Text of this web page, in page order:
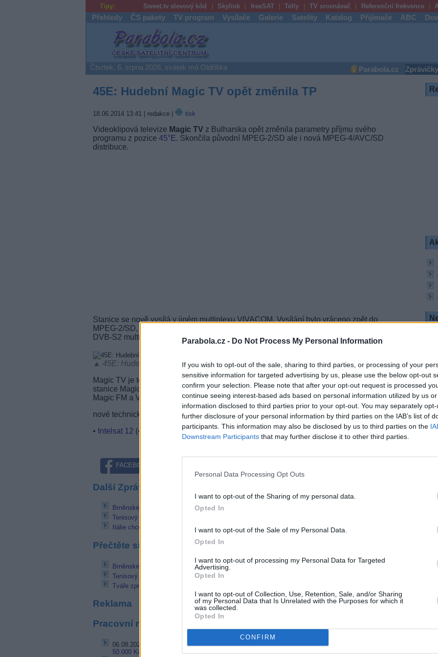
Parabola.cz - Do Not Process My Personal Information
If you wish to opt-out of the sale, sharing to third parties, or processing of your
sensitive information for targeted advertising by us, please use the below opt-out
confirm your selection. Please note that after your opt-out request is processed
continue seeing interest-based ads based on personal information utilized by us
information disclosed to third parties prior to your opt-out. You may separately
further disclosure of your personal information by third parties on the IAB’s list of
participants. This information may also be disclosed by us to third parties on the
Downstream Participants that may further disclose it to other third parties.
Personal Data Processing Opt Outs
I want to opt-out of the Sharing of my personal data.
Opted In
I want to opt-out of the Sale of my Personal Data.
Opted In
I want to opt-out of processing my Personal Data for Targeted
Advertising.
Opted In
I want to opt-out of Collection, Use, Retention, Sale, and/or Sharing
of my Personal Data that Is Unrelated with the Purposes for which it
was collected.
Opted In
CONFIRM
Tipy: Sweet.tv slevový kód Skylink freeSAT Telly TV srovnávač Referenční frekvence
Přehledy ČS pakety TV program Vysílače Galerie Satelity Katalog Přijímače ABC
Parabola.cz
Čtvrtek, 6. srpna 2026, svátek má Oldřiška Parabola.cz Zprávičky
45E: Hudební Magic TV opět změnila TP
18.06.2014 13:41 | redakce | tisk
Videoklipová televize Magic TVz Bulharska opět změnila parametry příjmu svého
programu z pozice 45°E. Skončila původní MPEG-2/SD ale i nová MPEG-4/AVC/SD
distribuce.
Stanice se nově vysílá v jiném multiplexu VIVACOM. Vysílání bylo vráceno zpět do
MPEG-2/SD, nicméně pro příjem je stále nutný HD přijímač. Magic TV je totiž součástí
DVB-S2 multiplexu operátora.
▲ 45E: Hudební Magic TV opět změnila TP
Magic TV je televizní obdoba populární bulharské regionální hudební rozhlasové
stanice Magic FM. Kanál Magic TV je součástí rodiny kanálů The Voice, rádií Veselina,
Magic FM a Vitoša, kterou provozuje společnost Best Success Services Media.
nové technické parametry - Magic TV Bulharia:
• Intelsat 12 (45°E), freq. 11,511 GHz, pol. V, SR 10000, FEC 2/3, DVB-S2/8PSK,FTA
FACEBOOK
Další Zprávičky
Brněnské studio ČT by mělo být otevřenější i kreativnější
Tenisový turnaj Wimbledon na NOVA Sport a na FANDOVI
Itálie chce odklad na DVB-T2
Přečtěte si také
Brněnské studio ČT by mělo být otevřenější i kreativnější
Tenisový turnaj Wimbledon na NOVA Sport a na FANDOVI
Tváře zpravodajství FTV Prima mají svého krokodýla
Reklama
Pracovní nabídky
06.08.2026 -
Bosch Powertrain s.r.o. Jihlava • CNC operátor• mzda 48.400 Kč • náborový bonus
50.000 Kč • příspěvek na ubytování (Jihlava, okres Jihlava)